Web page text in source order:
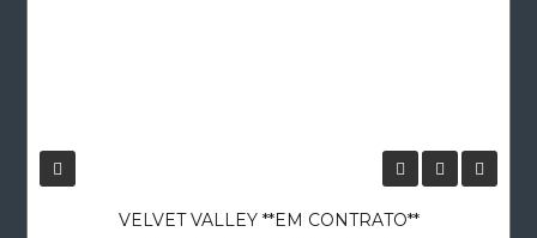
VELVET VALLEY **EM CONTRATO**